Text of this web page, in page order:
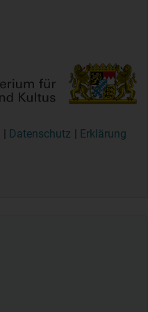
Datenschutz
Erklärung